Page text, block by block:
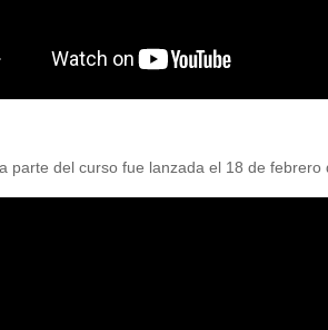
parte del curso fue lanzada el 18 de